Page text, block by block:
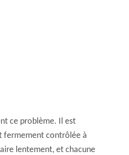
ce problème. Il est
fermement contrôlée à
lentement, et chacune